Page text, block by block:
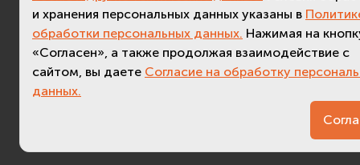
актуальная версия - 3.7
и хранения персональных данных указаны в
обработки персональных данных. Нажимая на
«Согласен», а также продолжая взаимодействие с
сайтом, вы даете Согласие на обработку
данных.